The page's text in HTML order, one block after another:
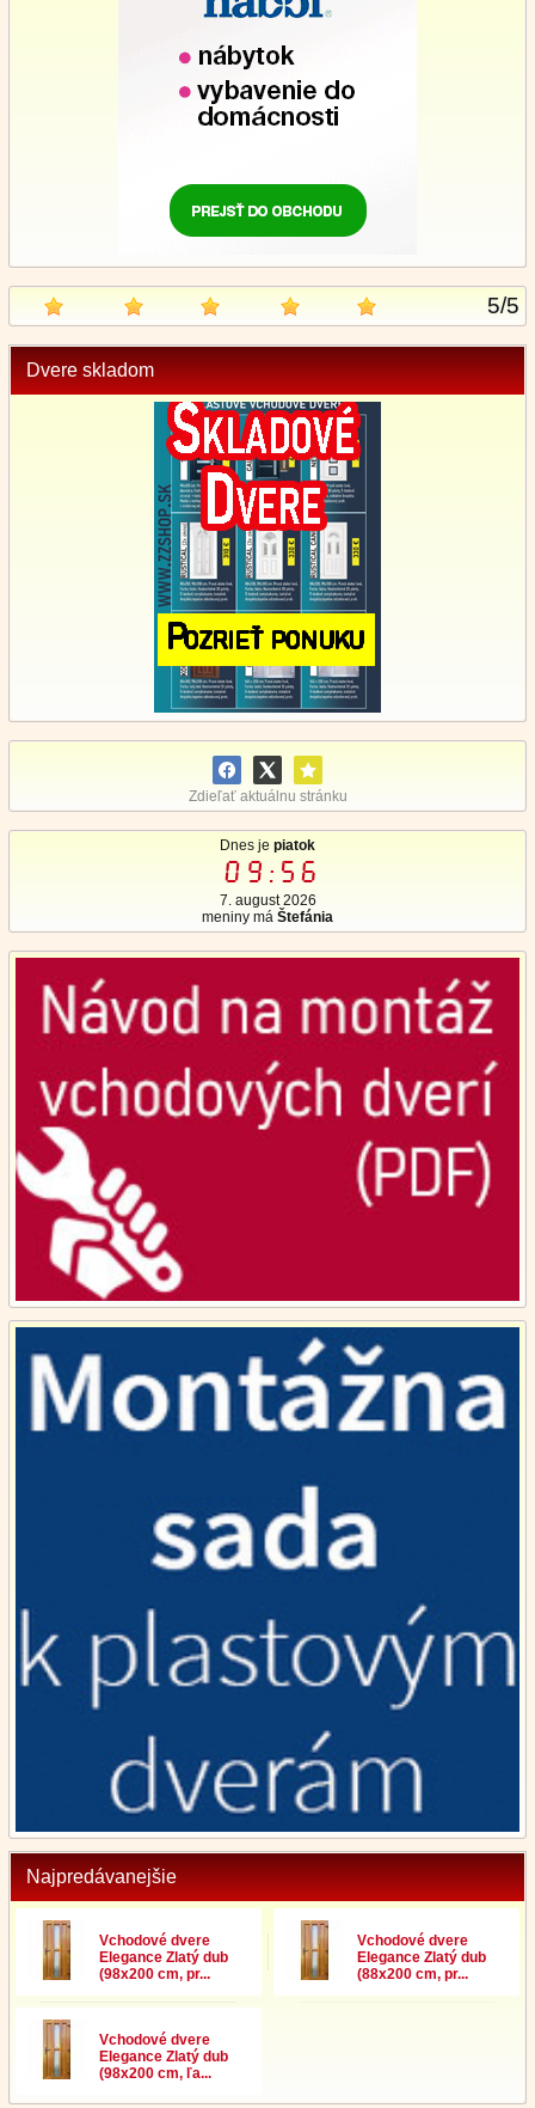
5/5
Dvere skladom
Zdieľať aktuálnu stránku
Dnes je piatok
09:56
7. august 2026
meniny má Štefánia
Najpredávanejšie
Vchodové dvere
Elegance Zlatý dub
(98x200 cm, pr...
Vchodové dvere
Elegance Zlatý dub
(88x200 cm, pr...
Vchodové dvere
Elegance Zlatý dub
(98x200 cm, ľa...